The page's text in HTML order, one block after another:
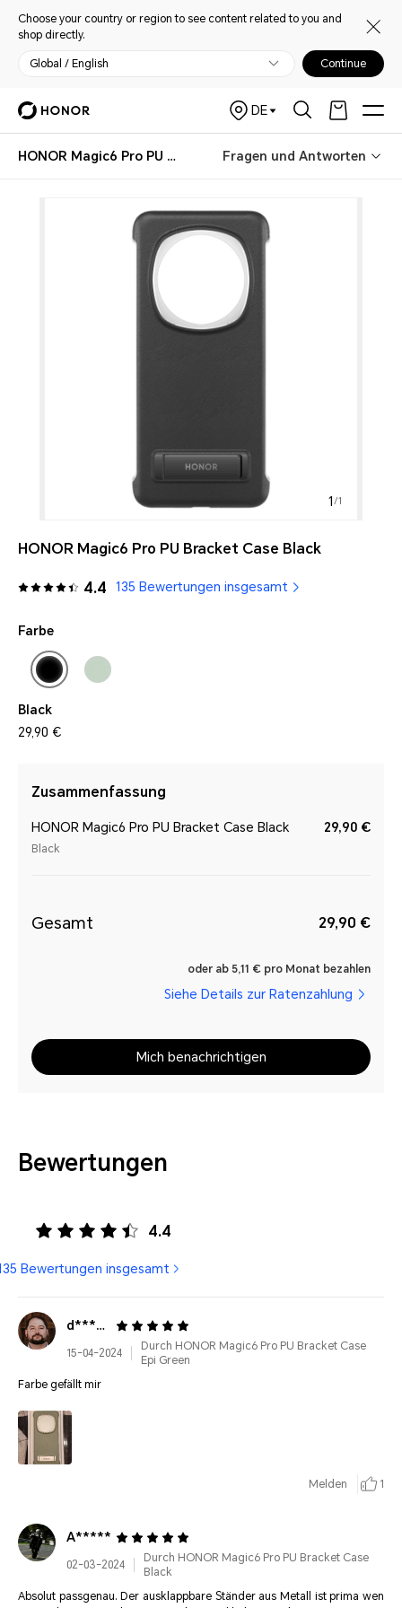
Choose your country or region to see content related to you and
shop directly.
Global / English Continue
DE
HONOR Magic6 Pro PU Bracket Case Fragen und Antworten
1 /1
HONOR Magic6 Pro PU Bracket Case Black
4.4 135 Bewertungen insgesamt
Farbe
Black
29,90 €
Zusammenfassung
HONOR Magic6 Pro PU Bracket Case Black
Black
29,90 €
Gesamt 29,90 €
oder ab 5,11 € pro Monat bezahlen
Siehe Details zur Ratenzahlung
Mich benachrichtigen
Bewertungen
4.4
Bewertungen insgesamt
d***********
15-04-2024
Durch HONOR Magic6 Pro PU Bracket Case
Epi Green
Farbe gefällt mir
Melden 1
A*****
02-03-2024
Durch HONOR Magic6 Pro PU Bracket Case
Black
Absolut passgenau. Der ausklappbare Ständer aus Metall ist prima wen